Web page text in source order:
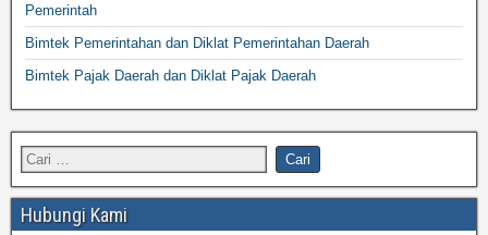
Pemerintah
Bimtek Pemerintahan dan Diklat Pemerintahan Daerah
Bimtek Pajak Daerah dan Diklat Pajak Daerah
Hubungi Kami